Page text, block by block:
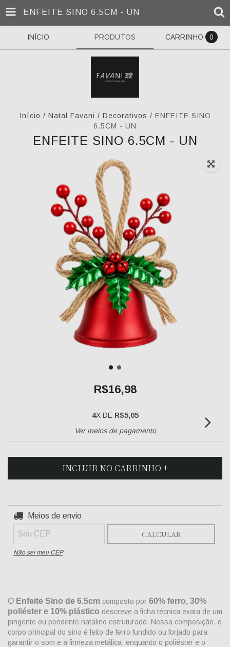
ENFEITE SINO 6.5CM - UN
INÍCIO PRODUTOS CARRINHO 0
Início / Natal Favani / Decorativos / ENFEITE SINO
6.5CM - UN
ENFEITE SINO 6.5CM - UN
R$16,98
4X DE R$5,05
Ver meios de pagamento
Entregas para o CEP:
Meios de envio
CALCULAR
Não sei meu CEP
O Enfeite Sino de 6.5cm composto por 60% ferro, 30%
poliéster e 10% plástico descreve a ficha técnica exata de um
pingente ou pendente natalino estruturado. Nessa composição, o
corpo principal do sino é feito de ferro fundido ou forjado para
garantir o som e a firmeza metálica, enquanto o poliéster e o